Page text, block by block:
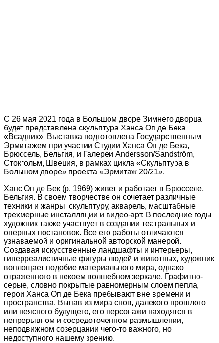
С 26 мая 2021 года в Большом дворе Зимнего дворца
будет представлена скульптура Ханса Оп де Бека
«Всадник». Выставка подготовлена Государственным
Эрмитажем при участии Студии Ханса Оп де Бека,
Брюссель, Бельгия, и Галереи Andersson/Sandström,
Стокгольм, Швеция, в рамках цикла «Скульптура в
Большом дворе» проекта «Эрмитаж 20/21».
Ханс Оп де Бек (р. 1969) живет и работает в Брюсселе,
Бельгия. В своем творчестве он сочетает различные
техники и жанры: скульптуру, акварель, масштабные
трехмерные инсталляции и видео-арт. В последние годы
художник также участвует в создании театральных и
оперных постановок. Все его работы отличаются
узнаваемой и оригинальной авторской манерой.
Создавая искусственные ландшафты и интерьеры,
гиперреалистичные фигуры людей и животных, художник
воплощает подобие материального мира, однако
отраженного в некоем волшебном зеркале. Графитно-
серые, словно покрытые равномерным слоем пепла,
герои Ханса Оп де Бека пребывают вне времени и
пространства. Выпав из мира снов, далекого прошлого
или неясного будущего, его персонажи находятся в
непрерывном и сосредоточенном размышлении,
неподвижном созерцании чего-то важного, но
недоступного нашему зрению.